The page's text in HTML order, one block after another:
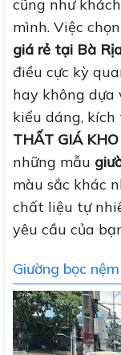
cũng như
mình. Việc
giá rẻ tại Bà
điều cực kỳ
hay không dựa
kiểu dáng,
THẤT GIÁ KHO
những mẫu
màu sắc khác
chất liệu tự
yêu cầu của
Giường bọc